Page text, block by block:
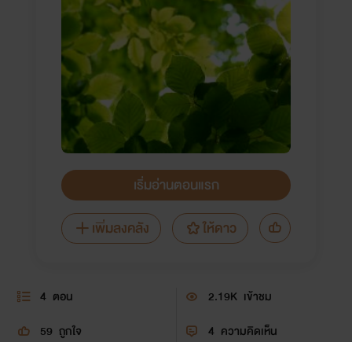
เริ่มอ่านตอนแรก
เพิ่มลงคลัง
ให้ดาว
4 ตอน 2.19K เข้าชม
59 ถูกใจ 4 ความคิดเห็น